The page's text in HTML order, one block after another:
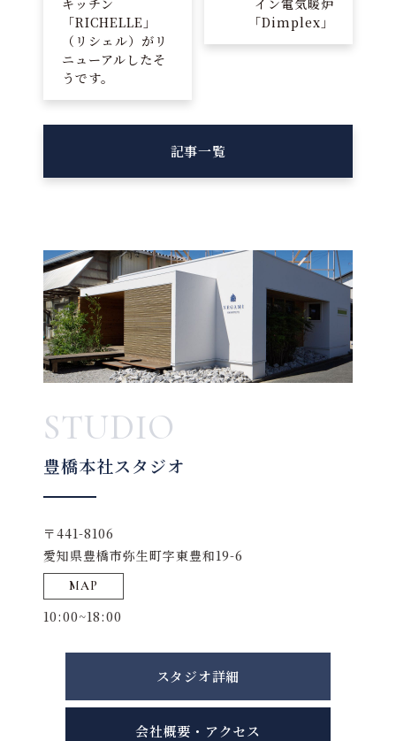
「RICHELLE」
（リシェル）がリ
ニューアルしたそ
うです。
「Dimplex」
記事一覧
STUDIO
豊橋本社スタジオ
〒441-8106
愛知県豊橋市弥生町字東豊和19-6
MAP
10:00~18:00
スタジオ詳細
会社概要・アクセス